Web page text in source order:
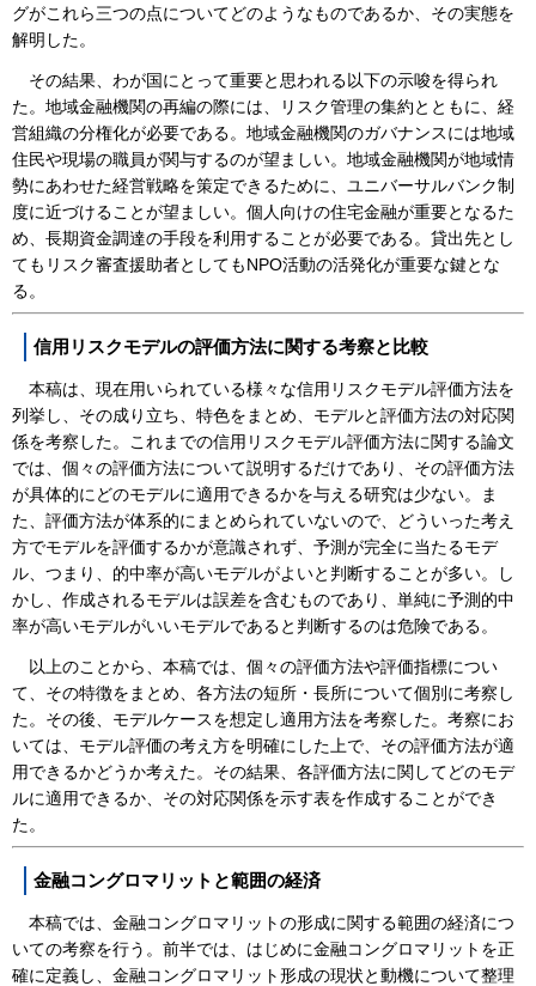
グがこれら三つの点についてどのようなものであるか、その実態を
解明した。
その結果、わが国にとって重要と思われる以下の示唆を得られ
た。地域金融機関の再編の際には、リスク管理の集約とともに、経
営組織の分権化が必要である。地域金融機関のガバナンスには地域
住民や現場の職員が関与するのが望ましい。地域金融機関が地域情
勢にあわせた経営戦略を策定できるために、ユニバーサルバンク制
度に近づけることが望ましい。個人向けの住宅金融が重要となるた
め、長期資金調達の手段を利用することが必要である。貸出先とし
てもリスク審査援助者としてもNPO活動の活発化が重要な鍵とな
る。
信用リスクモデルの評価方法に関する考察と比較
本稿は、現在用いられている様々な信用リスクモデル評価方法を
列挙し、その成り立ち、特色をまとめ、モデルと評価方法の対応関
係を考察した。これまでの信用リスクモデル評価方法に関する論文
では、個々の評価方法について説明するだけであり、その評価方法
が具体的にどのモデルに適用できるかを与える研究は少ない。ま
た、評価方法が体系的にまとめられていないので、どういった考え
方でモデルを評価するかが意識されず、予測が完全に当たるモデ
ル、つまり、的中率が高いモデルがよいと判断することが多い。し
かし、作成されるモデルは誤差を含むものであり、単純に予測的中
率が高いモデルがいいモデルであると判断するのは危険である。
以上のことから、本稿では、個々の評価方法や評価指標につい
て、その特徴をまとめ、各方法の短所・長所について個別に考察し
た。その後、モデルケースを想定し適用方法を考察した。考察にお
いては、モデル評価の考え方を明確にした上で、その評価方法が適
用できるかどうか考えた。その結果、各評価方法に関してどのモデ
ルに適用できるか、その対応関係を示す表を作成することができ
た。
金融コングロマリットと範囲の経済
本稿では、金融コングロマリットの形成に関する範囲の経済につ
いての考察を行う。前半では、はじめに金融コングロマリットを正
確に定義し、金融コングロマリット形成の現状と動機について整理